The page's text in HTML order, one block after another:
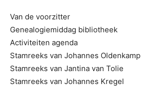
Van de voorzitter
Genealogiemiddag bibliotheek
Activiteiten agenda
Stamreeks van Johannes Oldenkamp
Stamreeks van Jantina van Tolie
Stamreeks van Johannes Kregel